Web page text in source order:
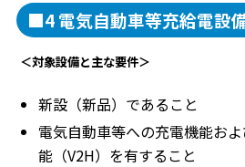
■4 電気自動車等充給電設備
＜対象設備と主な要件＞
新設（新品）であること
電気自動車等への充電機能お
能（V2H）を有すること